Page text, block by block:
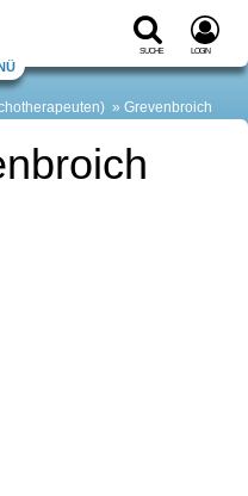
Suche Login
Grevenbroich